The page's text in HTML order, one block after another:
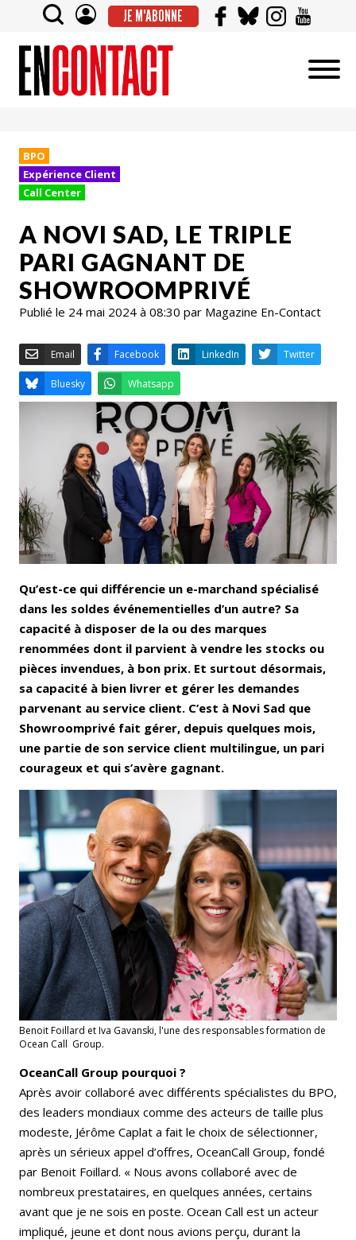
JE M'ABONNE
BPO
Expérience Client
Call Center
A NOVI SAD, LE TRIPLE
PARI GAGNANT DE
SHOWROOMPRIVÉ
Publié le 24 mai 2024 à 08:30 par Magazine En-Contact
Email Facebook LinkedIn
Bluesky Whatsapp
Qu’est-ce qui différencie un e-marchand spécialisé
dans les soldes événementielles d’un autre? Sa
capacité à disposer de la ou des marques
renommées dont il parvient à vendre les stocks ou
pièces invendues, à bon prix. Et surtout désormais,
sa capacité à bien livrer et gérer les demandes
parvenant au service client. C’est à Novi Sad que
Showroomprivé fait gérer, depuis quelques mois,
une partie de son service client multilingue, un pari
courageux et qui s’avère gagnant.
Benoit Foillard et Iva Gavanski, l'une des responsables formation de
Ocean Call Group.
OceanCall Group pourquoi ?
Après avoir collaboré avec différents spécialistes du BPO,
des leaders mondiaux comme des acteurs de taille plus
modeste, Jérôme Caplat a fait le choix de sélectionner,
après un sérieux appel d’offres, OceanCall Group, fondé
par Benoit Foillard. « Nous avons collaboré avec de
nombreux prestataires, en quelques années, certains
avant que je ne sois en poste. Ocean Call est un acteur
impliqué, jeune et dont nous avions perçu, durant la